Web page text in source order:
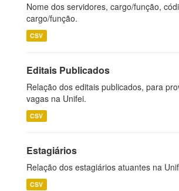
Nome dos servidores, cargo/função,
cargo/função.
CSV
Editais Publicados
Relação dos editais publicados, para
vagas na Unifei.
CSV
Estagiários
Relação dos estagiários atuantes na
CSV